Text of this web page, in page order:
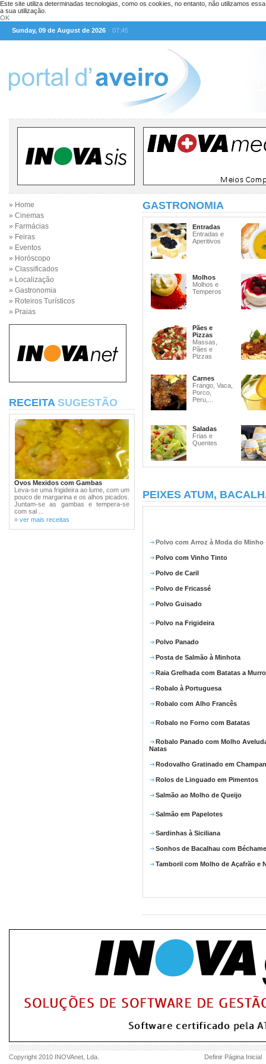
Este site utiliza determinadas tecnologias, como os cookies, no entanto, não utilizamos
a sua utilização.
OK
Sunday, 09 de August de 2026
07:45
» Home
» Cinemas
» Farmácias
» Feiras
» Eventos
» Horóscopo
» Classificados
» Localização
» Gastronomia
» Roteiros Turísticos
» Praias
RECEITA SUGESTÃO
Ovos Mexidos com Gambas
Leva-se uma frigideira ao lume, com um
pouco de margarina e os alhos picados.
Juntam-se as gambas e tempera-se
com sal ...
» ver mais receitas
GASTRONOMIA
Entradas
Entradas e
Aperitivos
Molhos
Molhos e
Temperos
Pães e
Pizzas
Massas,
Pães e
Pizzas
Carnes
Frango, Vaca,
Porco,
Peru,...
Saladas
Frias e
Quentes
PEIXES ATUM,
Polvo com Arroz à Moda do Minho
Polvo com Vinho Tinto
Polvo de Caril
Polvo de Fricassé
Polvo Guisado
Polvo na Frigideira
Polvo Panado
Posta de Salmão à Minhota
Raia Grelhada com Batatas a Murro
Robalo à Portuguesa
Robalo com Alho Francês
Robalo no Forno com Batatas
Robalo Panado com Molho
Natas
Rodovalho Gratinado em
Rolos de Linguado em Pimentos
Salmão ao Molho de Queijo
Salmão em Papelotes
Sardinhas à Siciliana
Sonhos de Bacalhau com
Tamboril com Molho de Açafrão e
Copyright 2010 INOVAnet , Lda. Definir Página Inicial